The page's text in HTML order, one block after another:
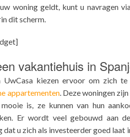
woning geldt, kunt u navragen
dit scherm.
vakantiehuis in
UwCasa kiezen ervoor om zich
appartementen. Deze woningen
is, ze kunnen van hun
Er wordt veel gebouwd aan
dat u zich als investeerder goed laat